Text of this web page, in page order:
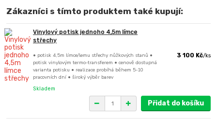
Zákazníci s tímto produktem také kupují:
Vinylový potisk jednoho 4,5m límce
střechy
• potisk 4,5m límce/lemu střechy nůžkových stanů •
potisk vinylovým termo-transferem • cenově dostupná
varianta potisku • realizace probíhá během 5-10
pracovních dní • široký výběr barev
3 100 Kč/ks
Skladem
Přidat do košíku